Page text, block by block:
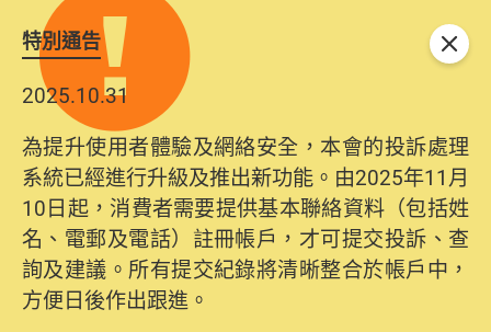
特別通告
2025.10.31
為提升使用者體驗及網絡安全，本會的投訴處理
系統已經進行升級及推出新功能。由2025年11月
10日起，消費者需要提供基本聯絡資料（包括姓
名、電郵及電話）註冊帳戶，才可提交投訴、查
詢及建議。所有提交紀錄將清晰整合於帳戶中，
方便日後作出跟進。
關閉